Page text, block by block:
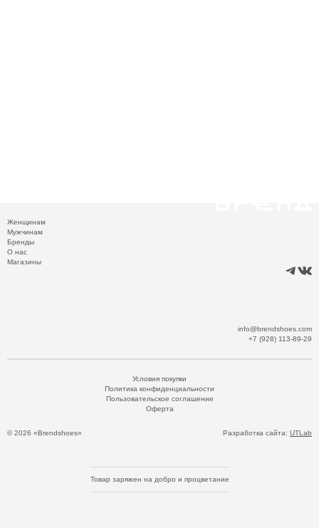
Женщинам
Мужчинам
Бренды
О нас
Магазины
info@brendshoes.com
+7 (928) 113-89-29
© 2026 «Brendshoes»
Условия покупки
Политика конфиденциальности
Пользовательское соглашение
Оферта
Разработка сайта: UTLab
Товар заряжен на добро и процветание